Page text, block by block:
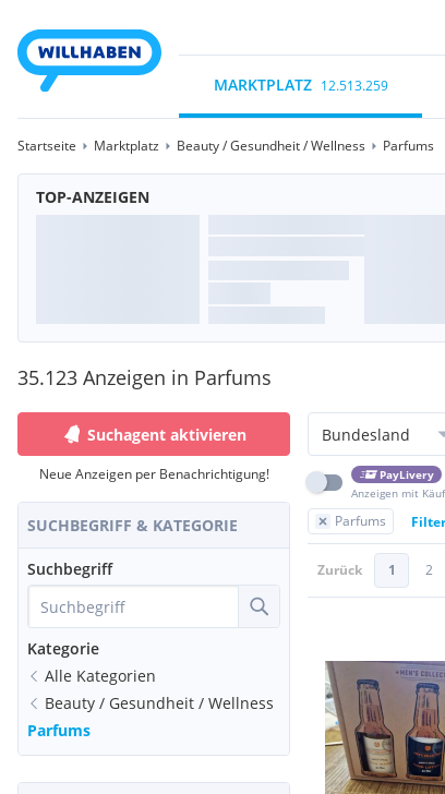
MARKTPLATZ 12.513.259
Startseite Marktplatz Beauty / Gesundheit / Wellness Parfums
TOP-ANZEIGEN
35.123 Anzeigen in Parfums
Suchagent aktivieren
Neue Anzeigen per Benachrichtigung!
SUCHBEGRIFF & KATEGORIE
Suchbegriff
Kategorie
Alle Kategorien
Beauty / Gesundheit / Wellness
Parfums
Bundesland
PayLivery
Anzeigen mit
Parfums
Zurück 1 2